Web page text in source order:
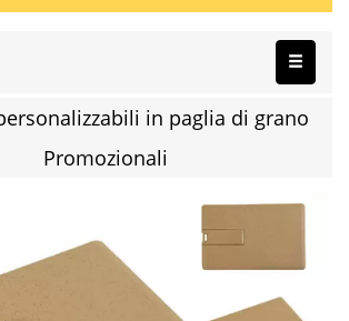
in paglia di grano
Promozionali